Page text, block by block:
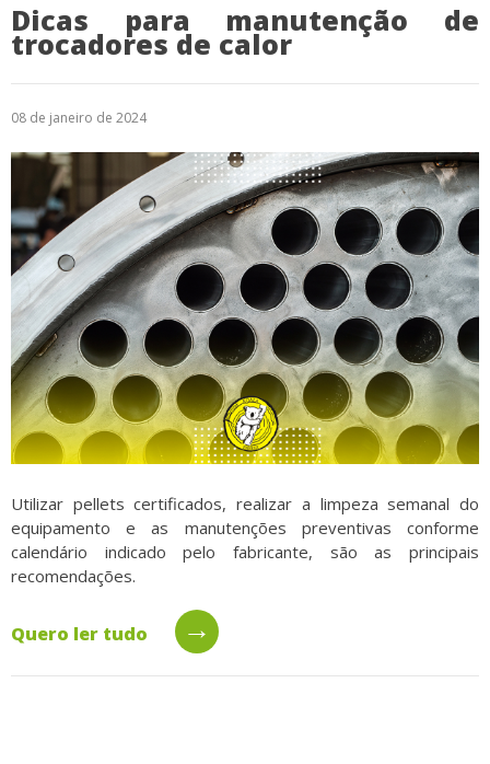
Dicas para manutenção de
trocadores de calor
08 de janeiro de 2024
Utilizar pellets certificados, realizar a limpeza semanal do
equipamento e as manutenções preventivas conforme
calendário indicado pelo fabricante, são as principais
recomendações.
Quero ler tudo →
Indicações de uso
Atendimento
Blog
Denúncias
Relatório Transparência
Trabalhe Conosco